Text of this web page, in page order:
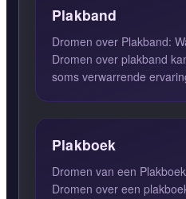
Plakband
Dromen over Plakband:
Dromen over plakband
soms verwarrende
Plakboek
Dromen van een
Dromen over een